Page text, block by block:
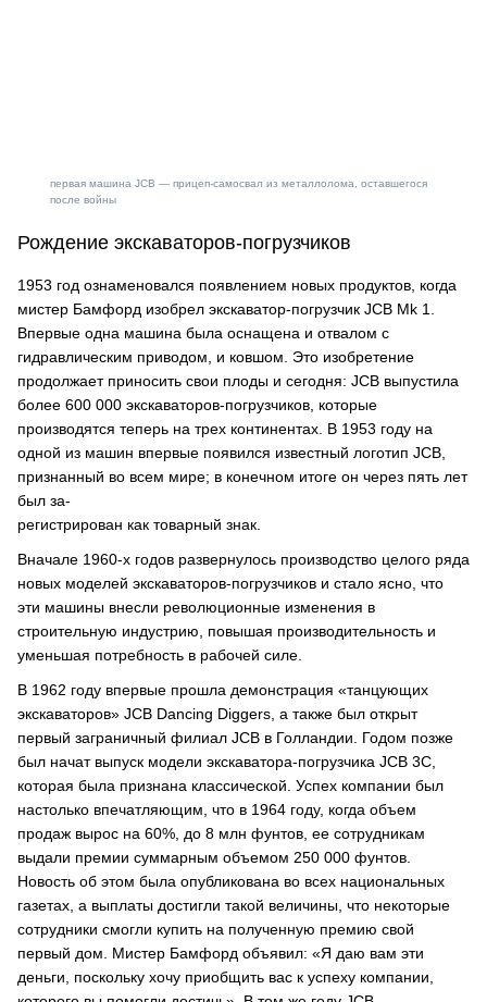
первая машина JCB — прицеп-самосвал из металлолома, оставшегося
после войны
Рождение экскаваторов-погрузчиков
1953 год ознаменовался появлением новых продуктов, когда
мистер Бамфорд изобрел экскаватор-погрузчик JCB Mk 1.
Впервые одна машина была оснащена и отвалом с
гидравлическим приводом, и ковшом. Это изобретение
продолжает приносить свои плоды и сегодня: JCB выпустила
более 600 000 экскаваторов-погрузчиков, которые
производятся теперь на трех континентах. В 1953 году на
одной из машин впервые появился известный логотип JCB,
признанный во всем мире; в конечном итоге он через пять лет
был за-
регистрирован как товарный знак.
Вначале 1960-х годов развернулось производство целого ряда
новых моделей экскаваторов-погрузчиков и стало ясно, что
эти машины внесли революционные изменения в
строительную индустрию, повышая производительность и
уменьшая потребность в рабочей силе.
В 1962 году впервые прошла демонстрация «танцующих
экскаваторов» JCB Dancing Diggers, а также был открыт
первый заграничный филиал JCB в Голландии. Годом позже
был начат выпуск модели экскаватора-погрузчика JCB 3C,
которая была признана классической. Успех компании был
настолько впечатляющим, что в 1964 году, когда объем
продаж вырос на 60%, до 8 млн фунтов, ее сотрудникам
выдали премии суммарным объемом 250 000 фунтов.
Новость об этом была опубликована во всех национальных
газетах, а выплаты достигли такой величины, что некоторые
сотрудники смогли купить на полученную премию свой
первый дом. Мистер Бамфорд объявил: «Я даю вам эти
деньги, поскольку хочу приобщить вас к успеху компании,